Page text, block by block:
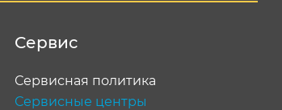
Сервис
Сервисная политика
Сервисные центры